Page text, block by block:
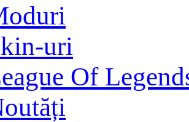
uri
Of